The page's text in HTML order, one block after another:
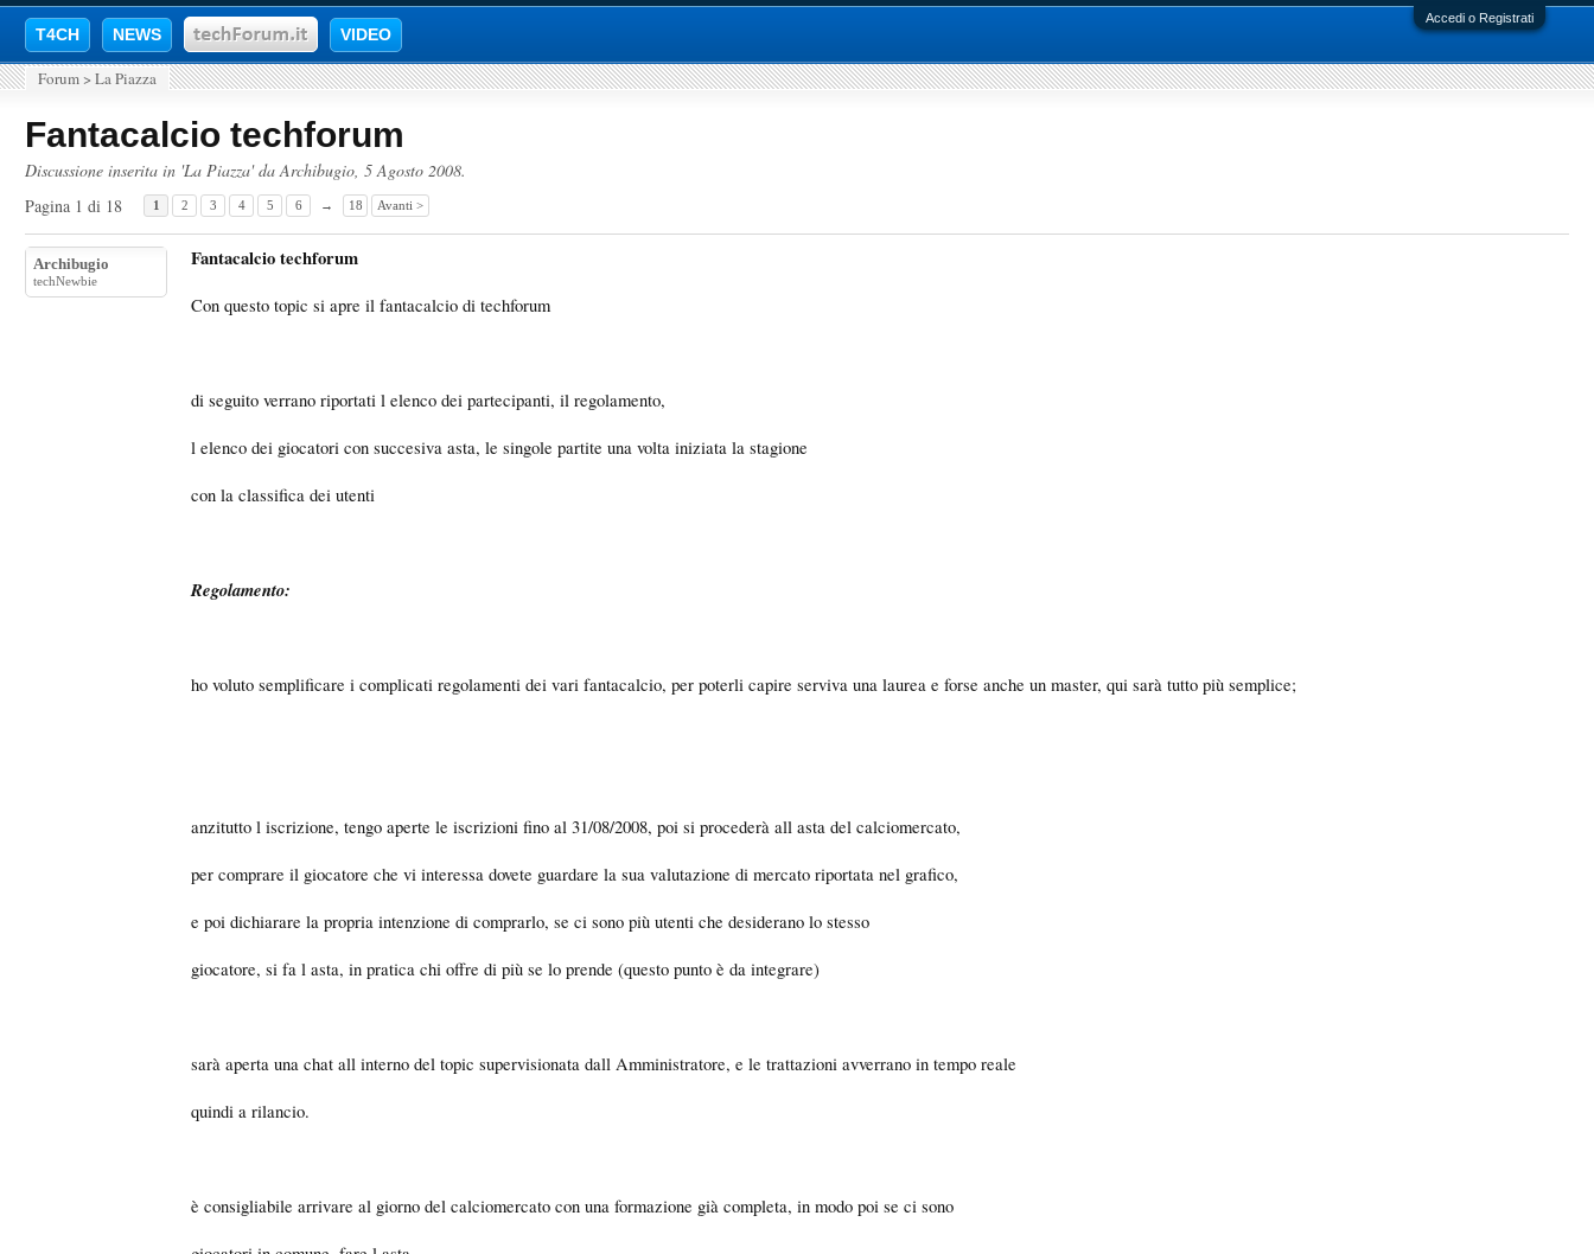
Accedi o Registrati
T4CH NEWS VIDEO
Forum > La Piazza
Fantacalcio techforum
Discussione inserita in 'La Piazza' daArchibugio, 5 Agosto 2008.
Pagina 1 di 18
1 2 3 4 5 6 → 18 Avanti >
Archibugio
techNewbie
Fantacalcio techforum
Con questo topic si apre il fantacalcio di techforum
di seguito verrano riportati l elenco dei partecipanti, il regolamento,
l elenco dei giocatori con succesiva asta, le singole partite una volta iniziata la stagione
con la classifica dei utenti
Regolamento:
ho voluto semplificare i complicati regolamenti dei vari fantacalcio, per poterli capire serviva una laurea e forse anche un master, qui sarà tutto più semplice;
anzitutto l iscrizione, tengo aperte le iscrizioni fino al 31/08/2008, poi si procederà all asta del calciomercato,
per comprare il giocatore che vi interessa dovete guardare la sua valutazione di mercato riportata nel grafico,
e poi dichiarare la propria intenzione di comprarlo, se ci sono più utenti che desiderano lo stesso
giocatore, si fa l asta, in pratica chi offre di più se lo prende (questo punto è da integrare)
sarà aperta una chat all interno del topic supervisionata dall Amministratore, e le trattazioni avverrano in tempo reale
quindi a rilancio.
è consigliabile arrivare al giorno del calciomercato con una formazione già completa, in modo poi se ci sono